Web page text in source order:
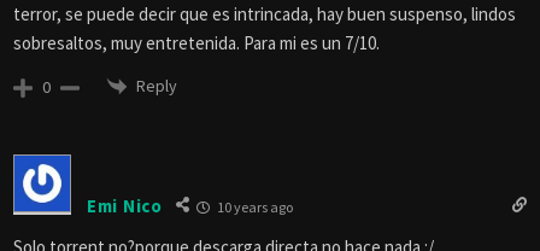
terror, se puede decir que es intrincada, hay buen suspenso, lindos
sobresaltos, muy entretenida. Para mi es un 7/10.
0 Reply
Emi Nico 10 years ago